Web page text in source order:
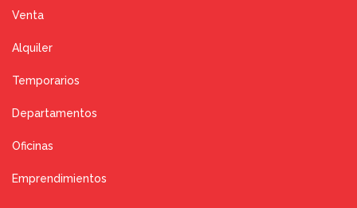
Venta
Alquiler
Temporarios
Departamentos
Oficinas
Emprendimientos